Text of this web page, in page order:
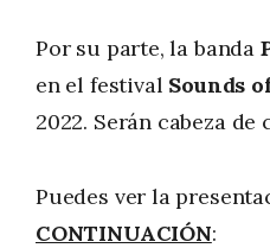
Por su parte, la banda
en el festival Sounds
2022. Serán cabeza
Puedes ver la
CONTINUACIÓN: